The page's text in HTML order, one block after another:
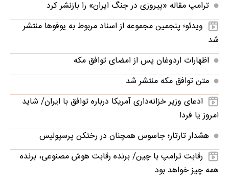
ترامپ مقاله «پیروزی در جنگ ایران» را بازنشر کرد
ویدئو؛ پنجمین مجموعه از اسناد مربوط به یوفوها منتشر
شد
اظهارات اردوغان پس از امضای توافق مکه
متن توافق مکه منتشر شد
ادعای وزیر خزانه‌داری آمریکا درباره توافق با ایران/ شاید
امروز یا فردا
هشدار تارتار؛ جاسوس همچنان در رختکن پرسپولیس
رقابت ترامپ با چین/ برنده رقابت هوش مصنوعی، برنده
همه چیز خواهد بود